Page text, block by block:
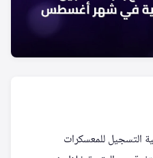
التسجيل للمعسكرات